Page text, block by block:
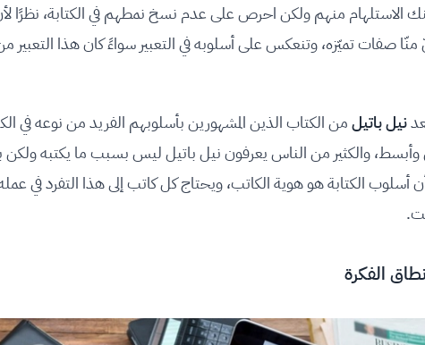
الاستلهام منهم ولكن احرص على عدم نسخ نمطهم في الكتابة،
صفات تميّزه، وتنعكس على أسلوبه في التعبير سواءً كان هذا التعبير
نيل باتيلمن الكتاب الذين المشهورين بأسلوبهم الفريد من نوعه في
وأبسط، والكثير من الناس يعرفون نيل باتيل ليس بسبب ما يكتبه ولكن
الكتابة هو هوية الكاتب، ويحتاج كل كاتب إلى هذا التفرد في عمله